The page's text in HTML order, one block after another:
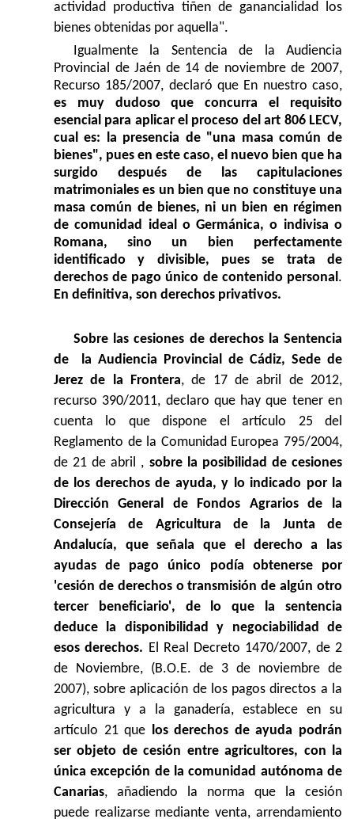
actividad productiva tiñen de ganancialidad los
bienes obtenidas por aquella".
Igualmente la Sentencia de la Audiencia
Provincial de Jaén de 14 de noviembre de 2007,
Recurso 185/2007, declaró que En nuestro caso,
es muy dudoso que concurra el requisito
esencial para aplicar el proceso del art 806 LECV,
cual es: la presencia de "una masa común de
bienes", pues en este caso, el nuevo bien que ha
surgido después de las capitulaciones
matrimoniales es un bien que no constituye una
masa común de bienes, ni un bien en régimen
de comunidad ideal o Germánica, o indivisa o
Romana, sino un bien perfectamente
identificado y divisible, pues se trata de
derechos de pago único de contenido personal.
En definitiva, son derechos privativos.
Sobre las cesiones de derechos la Sentencia
de
la Audiencia Provincial de Cádiz, Sede de
Jerez de la Frontera, de 17 de abril de 2012,
recurso 390/2011, declaro que hay que tener en
cuenta lo que dispone el artículo 25 del
Reglamento de la Comunidad Europea 795/2004,
de 21 de abril , sobre la posibilidad de cesiones
de los derechos de ayuda, y lo indicado por la
Dirección General de Fondos Agrarios de la
Consejería de Agricultura de la Junta de
Andalucía, que señala que el derecho a las
ayudas de pago único podía obtenerse por
'cesión de derechos o transmisión de algún otro
tercer beneficiario', de lo que la sentencia
deduce la disponibilidad y negociabilidad de
esos derechos. El Real Decreto 1470/2007, de 2
de Noviembre, (B.O.E. de 3 de noviembre de
2007), sobre aplicación de los pagos directos a la
agricultura y a la ganadería, establece en su
artículo 21 que los derechos de ayuda podrán
ser objeto de cesión entre agricultores, con la
única excepción de la comunidad autónoma de
Canarias, añadiendo la norma que la cesión
puede realizarse mediante venta, arrendamiento